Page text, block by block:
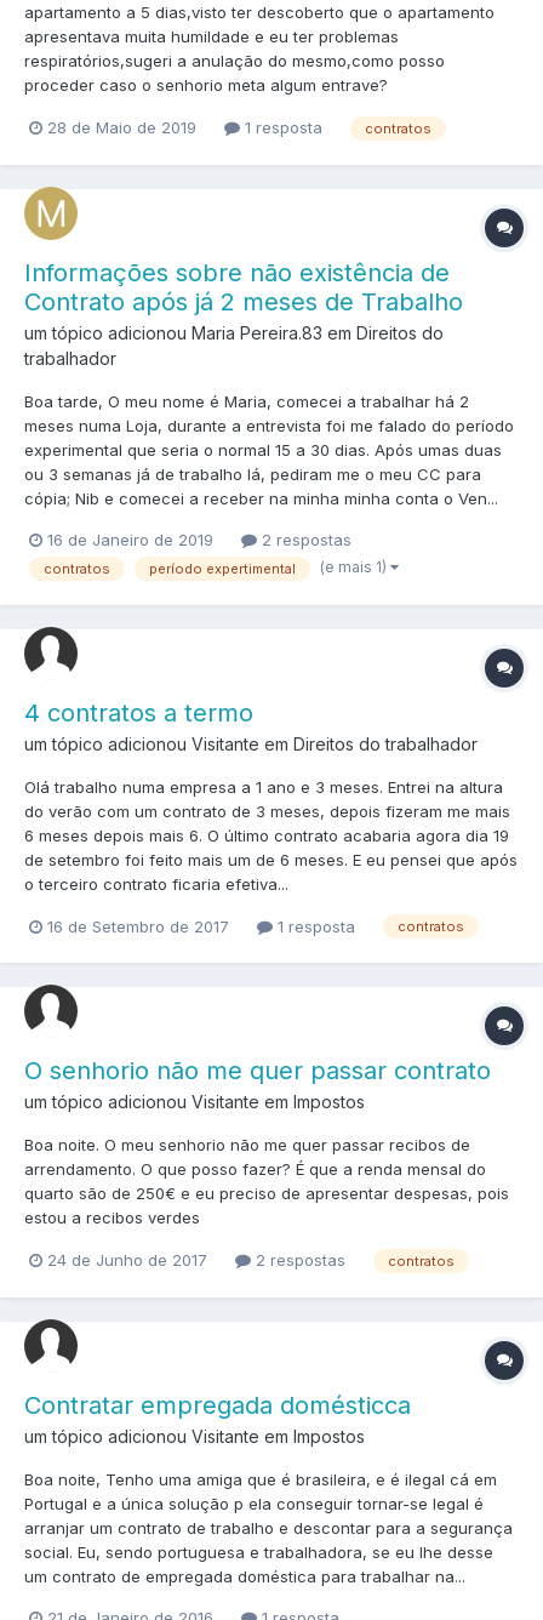
apartamento a 5 dias,visto ter descoberto que o apartamento
apresentava muita humildade e eu ter problemas
respiratórios,sugeri a anulação do mesmo,como posso
proceder caso o senhorio meta algum entrave?
28 de Maio de 2019 1 resposta contratos
Informações sobre não existência de
Contrato após já 2 meses de Trabalho
um tópico adicionou Maria Pereira.83 em Direitos do
trabalhador
Boa tarde, O meu nome é Maria, comecei a trabalhar há 2
meses numa Loja, durante a entrevista foi me falado do período
experimental que seria o normal 15 a 30 dias. Após umas duas
ou 3 semanas já de trabalho lá, pediram me o meu CC para
cópia; Nib e comecei a receber na minha minha conta o Ven...
16 de Janeiro de 2019 2 respostas
contratos período expertimental (e mais 1)
4 contratos a termo
um tópico adicionou Visitante em Direitos do trabalhador
Olá trabalho numa empresa a 1 ano e 3 meses. Entrei na altura
do verão com um contrato de 3 meses, depois fizeram me mais
6 meses depois mais 6. O último contrato acabaria agora dia 19
de setembro foi feito mais um de 6 meses. E eu pensei que após
o terceiro contrato ficaria efetiva...
16 de Setembro de 2017 1 resposta contratos
O senhorio não me quer passar contrato
um tópico adicionou Visitante em Impostos
Boa noite. O meu senhorio não me quer passar recibos de
arrendamento. O que posso fazer? É que a renda mensal do
quarto são de 250€ e eu preciso de apresentar despesas, pois
estou a recibos verdes
24 de Junho de 2017 2 respostas contratos
Contratar empregada domésticca
um tópico adicionou Visitante em Impostos
Boa noite, Tenho uma amiga que é brasileira, e é ilegal cá em
Portugal e a única solução p ela conseguir tornar-se legal é
arranjar um contrato de trabalho e descontar para a segurança
social. Eu, sendo portuguesa e trabalhadora, se eu lhe desse
um contrato de empregada doméstica para trabalhar na...